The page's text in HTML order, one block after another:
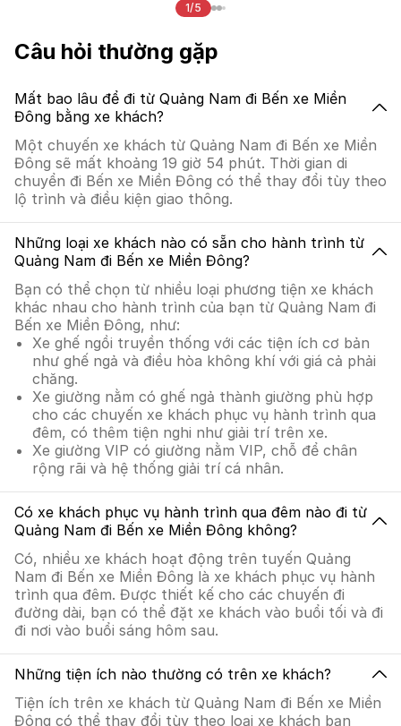
1/5
Câu hỏi thường gặp
Mất bao lâu để đi từ Quảng Nam đi Bến xe Miền
Đông bằng xe khách?
Một chuyến xe khách từ Quảng Nam đi Bến xe Miền
Đông sẽ mất khoảng 19 giờ 54 phút. Thời gian di
chuyển đi Bến xe Miền Đông có thể thay đổi tùy theo
lộ trình và điều kiện giao thông.
Những loại xe khách nào có sẵn cho hành trình từ
Quảng Nam đi Bến xe Miền Đông?
Bạn có thể chọn từ nhiều loại phương tiện xe khách
khác nhau cho hành trình của bạn từ Quảng Nam đi
Bến xe Miền Đông, như:
Xe ghế ngồi truyền thống với các tiện ích cơ bản
như ghế ngả và điều hòa không khí với giá cả phải
chăng.
Xe giường nằm có ghế ngả thành giường phù hợp
cho các chuyến xe khách phục vụ hành trình qua
đêm, có thêm tiện nghi như giải trí trên xe.
Xe giường VIP có giường nằm VIP, chỗ để chân
rộng rãi và hệ thống giải trí cá nhân.
Có xe khách phục vụ hành trình qua đêm nào đi từ
Quảng Nam đi Bến xe Miền Đông không?
Có, nhiều xe khách hoạt động trên tuyến Quảng
Nam đi Bến xe Miền Đông là xe khách phục vụ hành
trình qua đêm. Được thiết kế cho các chuyến đi
đường dài, bạn có thể đặt xe khách vào buổi tối và đi
đi nơi vào buổi sáng hôm sau.
Những tiện ích nào thường có trên xe khách?
Tiện ích trên xe khách từ Quảng Nam đi Bến xe Miền
Đông có thể thay đổi tùy theo loại xe khách bạn